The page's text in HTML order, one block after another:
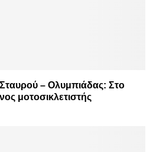
– Ολυμπιάδας: Στο
μοτοσικλετιστής